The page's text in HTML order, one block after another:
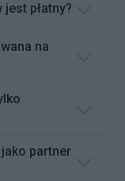
płatny?
na
partner